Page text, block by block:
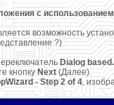
с
возможность
?)
Dialog based.
кнопку Next(Далее).
- Step 2 of 4,